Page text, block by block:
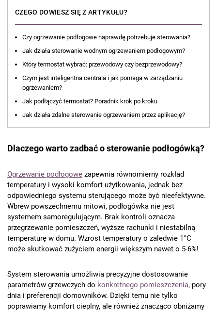
CZEGO DOWIESZ SIĘ Z ARTYKUŁU?
Czy ogrzewanie podłogowe naprawdę potrzebuje sterowania?
Jak działa sterowanie wodnym ogrzewaniem podłogowym?
Który termostat wybrać: przewodowy czy bezprzewodowy?
Czym jest inteligentna centrala i jak pomaga w zarządzaniu
ogrzewaniem?
Jak podłączyć termostat? Poradnik krok po kroku
Jak działa zdalne sterowanie ogrzewaniem przez aplikację?
Dlaczego warto zadbać o sterowanie podłogówką?
Ogrzewanie podłogowe zapewnia równomierny rozkład
temperatury i wysoki komfort użytkowania, jednak bez
odpowiedniego systemu sterującego może być nieefektywne.
Wbrew powszechnemu mitowi, podłogówka nie jest
systemem samoregulującym. Brak kontroli oznacza
przegrzewanie pomieszczeń, wyższe rachunki i niestabilną
temperaturę w domu. Wzrost temperatury o zaledwie 1°C
może skutkować zużyciem energii większym nawet o 5-6%!
System sterowania umożliwia precyzyjne dostosowanie
parametrów grzewczych do konkretnego pomieszczenia, pory
dnia i preferencji domowników. Dzięki temu nie tylko
poprawiamy komfort cieplny, ale również znacząco obniżamy